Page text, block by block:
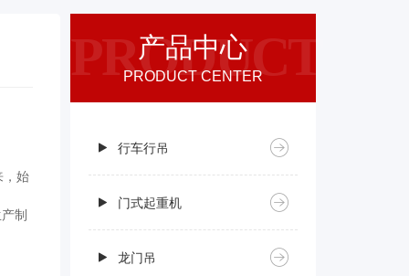
，始
制
产品中心
PRODUCT CENTER
PRODUCT
行车行吊
门式起重机
龙门吊